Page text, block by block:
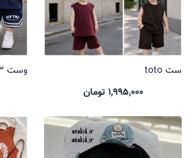
ست toto
1,995,000 تومان
وست 23